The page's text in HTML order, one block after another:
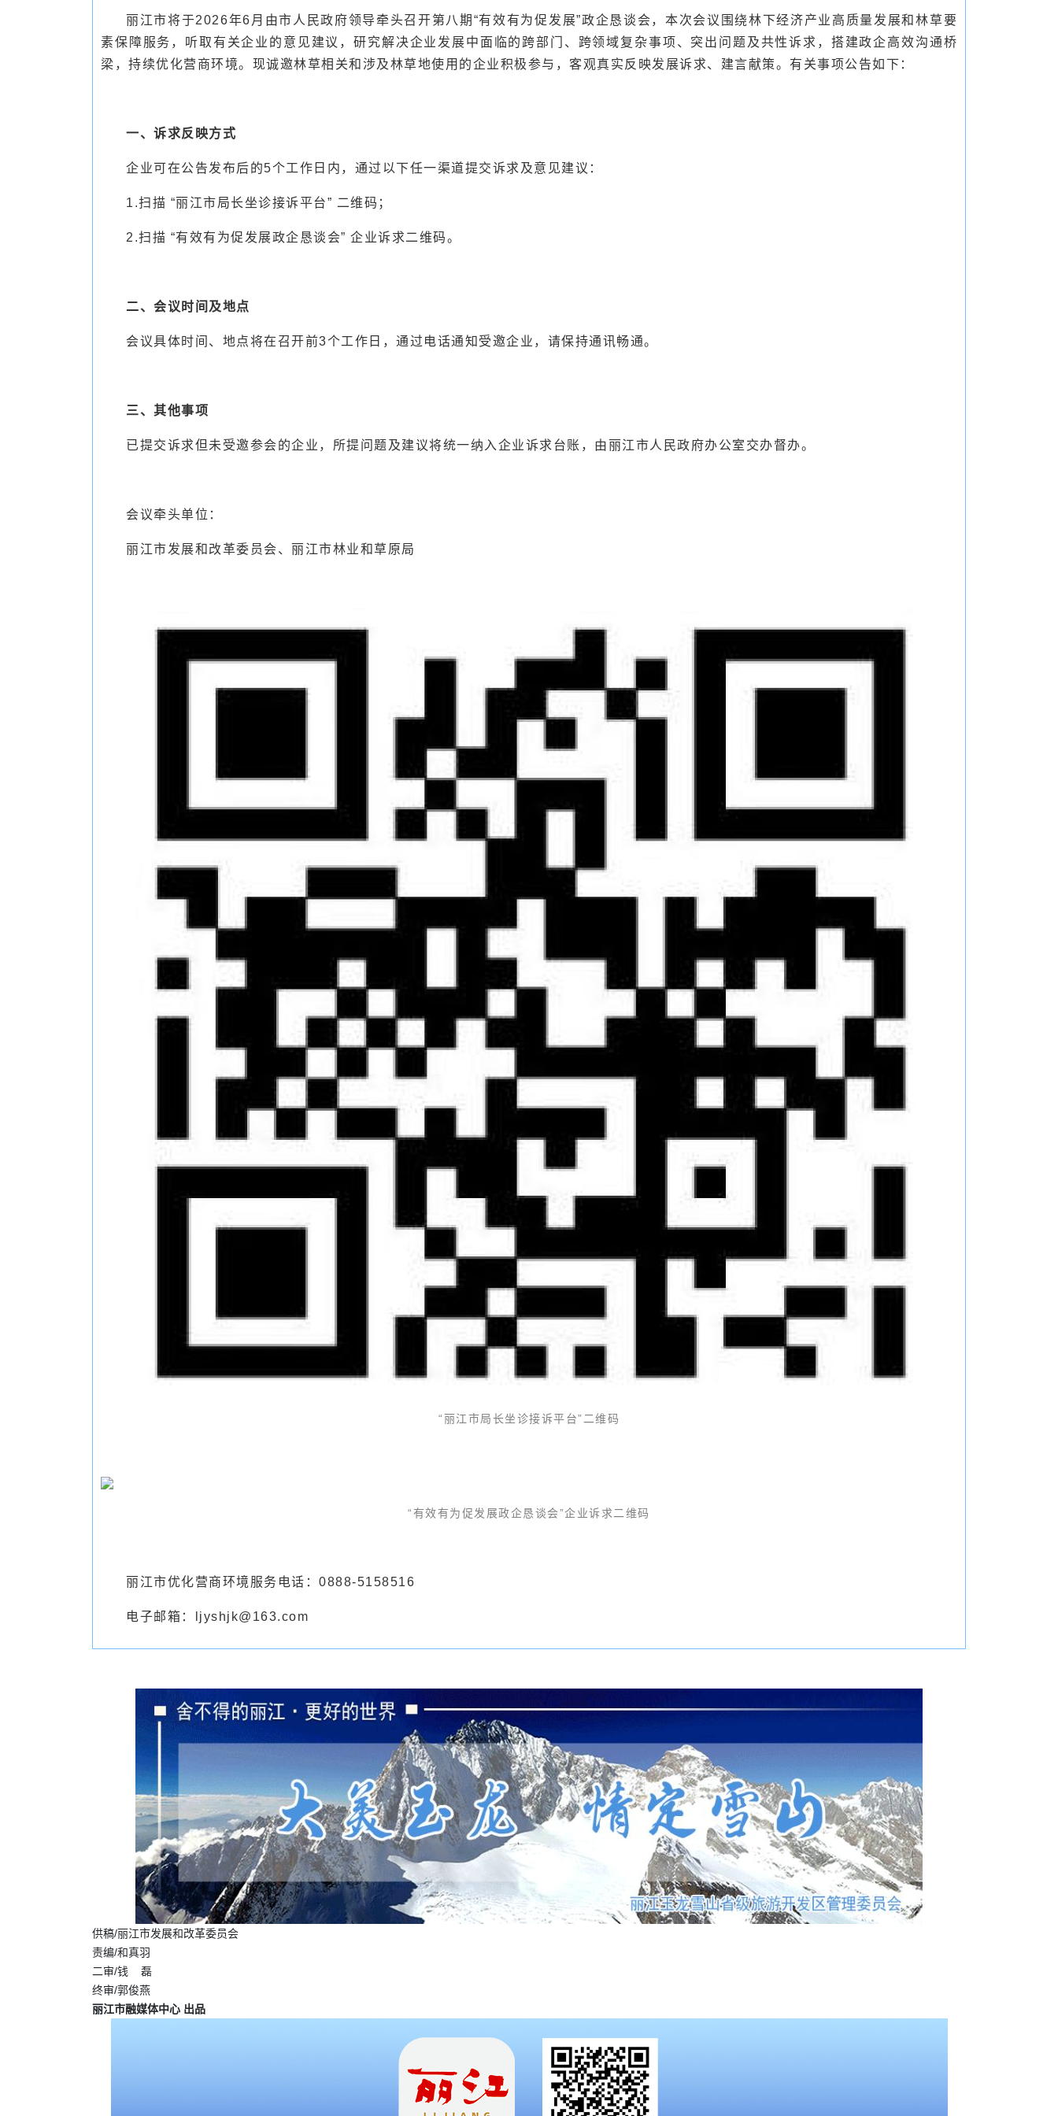
丽江市将于2026年6月由市人民政府领导牵头召开第八期“有效有为促发展”政企恳谈会，本次会议围绕林下经济产业高质量发展和林草要
素保障服务，听取有关企业的意见建议，研究解决企业发展中面临的跨部门、跨领域复杂事项、突出问题及共性诉求，搭建政企高效沟通桥
梁，持续优化营商环境。现诚邀林草相关和涉及林草地使用的企业积极参与，客观真实反映发展诉求、建言献策。有关事项公告如下：
一、诉求反映方式
企业可在公告发布后的5个工作日内，通过以下任一渠道提交诉求及意见建议：
1.扫描 “丽江市局长坐诊接诉平台” 二维码；
2.扫描 “有效有为促发展政企恳谈会” 企业诉求二维码。
二、会议时间及地点
会议具体时间、地点将在召开前3个工作日，通过电话通知受邀企业，请保持通讯畅通。
三、其他事项
已提交诉求但未受邀参会的企业，所提问题及建议将统一纳入企业诉求台账，由丽江市人民政府办公室交办督办。
会议牵头单位：
丽江市发展和改革委员会、丽江市林业和草原局
“丽江市局长坐诊接诉平台”二维码
“有效有为促发展政企恳谈会”企业诉求二维码
丽江市优化营商环境服务电话：0888-5158516
电子邮箱：ljyshjk@163.com
供稿/丽江市发展和改革委员会
责编/和真羽
二审/钱 磊
终审/郭俊燕
丽江市融媒体中心 出品